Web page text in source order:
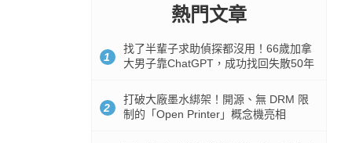
熱門文章
1
找了半輩子求助偵探都沒用！66歲加拿
大男子靠ChatGPT，成功找回失散50年
2
打破大廠墨水綁架！開源、無 DRM 限
制的「Open Printer」概念機亮相